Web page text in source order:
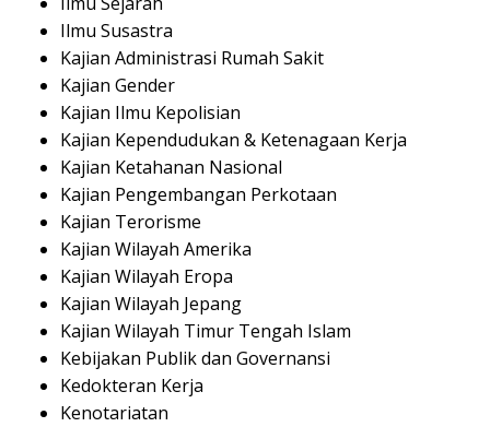
Ilmu Susastra
Kajian Administrasi Rumah Sakit
Kajian Gender
Kajian Ilmu Kepolisian
Kajian Kependudukan & Ketenagaan Kerja
Kajian Ketahanan Nasional
Kajian Pengembangan Perkotaan
Kajian Terorisme
Kajian Wilayah Amerika
Kajian Wilayah Eropa
Kajian Wilayah Jepang
Kajian Wilayah Timur Tengah Islam
Kebijakan Publik dan Governansi
Kedokteran Kerja
Kenotariatan